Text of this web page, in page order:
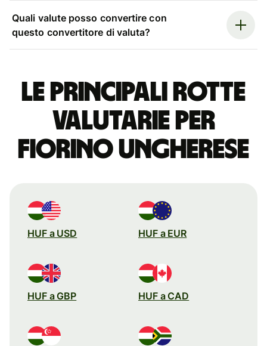
Quali valute posso convertire con
questo convertitore di valuta?
Le principali rotte
valutarie per
fiorino ungherese
HUF a USD HUF a EUR
HUF a GBP HUF a CAD